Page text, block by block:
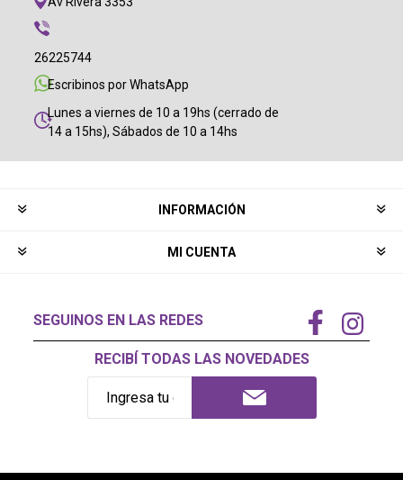
26225744
Escribinos por WhatsApp
Lunes a viernes de 10 a 19hs (cerrado de
14 a 15hs), Sábados de 10 a 14hs
INFORMACIÓN
MI CUENTA
SEGUINOS EN LAS REDES
RECIBÍ TODAS LAS NOVEDADES